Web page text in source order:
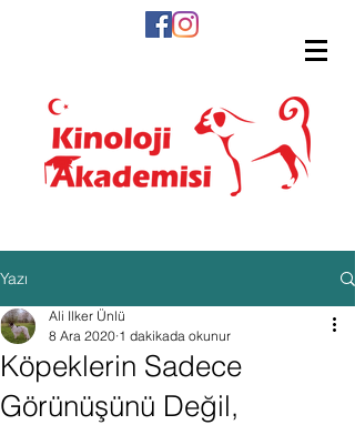
Yazı
Köpeklerin Sadece
Görünüşünü Değil,
Ali Ilker Ünlü
8 Ara 2020 1 dakikada okunur